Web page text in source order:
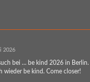
2026
bei … be kind 2026 in Berlin.
wieder be kind. Come closer!